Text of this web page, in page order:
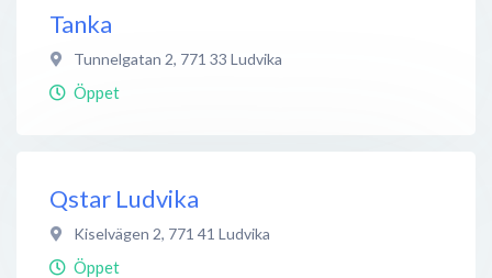
Tanka
Tunnelgatan 2, 771 33 Ludvika
Öppet
Qstar Ludvika
Kiselvägen 2, 771 41 Ludvika
Öppet